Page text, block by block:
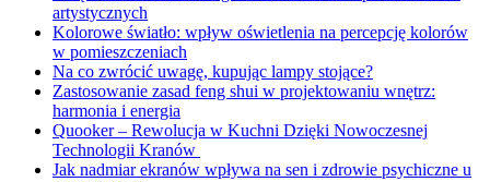
artystycznych
Kolorowe światło: wpływ oświetlenia na percepcję kolorów
w pomieszczeniach
Na co zwrócić uwagę, kupując lampy stojące?
Zastosowanie zasad feng shui w projektowaniu wnętrz:
harmonia i energia
Quooker – Rewolucja w Kuchni Dzięki Nowoczesnej
Technologii Kranów
Jak nadmiar ekranów wpływa na sen i zdrowie psychiczne u